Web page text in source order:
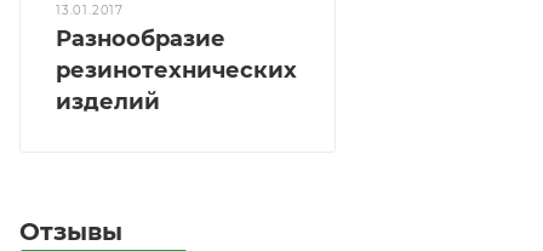
13.01.2017
Разнообразие
резинотехнических
изделий
Отзывы